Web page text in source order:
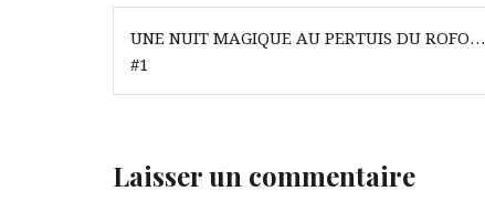
Navigation
de
l’article
UNE NUIT MAGIQUE AU PERTUIS DU ROFO…
#1
Laisser un commentaire